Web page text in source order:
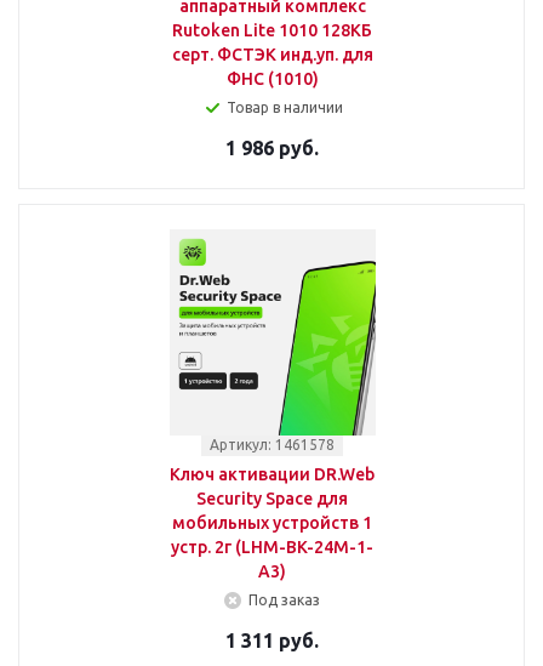
аппаратный комплекс
Rutoken Lite 1010 128КБ
серт. ФСТЭК инд.уп. для
ФНС (1010)
Товар в наличии
1 986 руб.
Артикул: 1461578
Ключ активации DR.Web
Security Space для
мобильных устройств 1
устр. 2г (LHM-BK-24M-1-
A3)
Под заказ
1 311 руб.